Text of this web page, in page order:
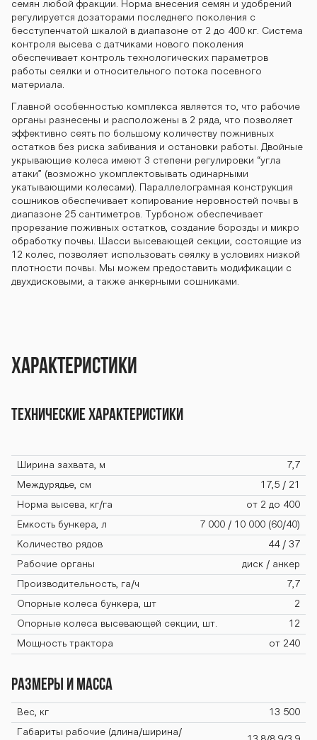
DON-637 DON-6
37 DON-637 DO
N-637 DON-637
DON-637 DON-6
37 DON-637 DO
DON-637 DON-6
37 DON-637 DO
N-637 DON-637
DON-637 DON-6
37 DON-637 DO
N-637 DON-637
семян любой фракции. Норма внесения семян и удобрений
регулируется дозаторами последнего поколения с
бесступенчатой шкалой в диапазоне от 2 до 400 кг. Система
контроля высева с датчиками нового поколения
обеспечивает контроль технологических параметров
работы сеялки и относительного потока посевного
материала.
Главной особенностью комплекса является то, что рабочие
органы разнесены и расположены в 2 ряда, что позволяет
эффективно сеять по большому количеству пожнивных
остатков без риска забивания и остановки работы. Двойные
укрывающие колеса имеют 3 степени регулировки “угла
атаки” (возможно укомплектовывать одинарными
укатывающими колесами). Параллелограмная конструкция
сошников обеспечивает копирование неровностей почвы в
диапазоне 25 сантиметров. Турбонож обеспечивает
прорезание поживных остатков, создание борозды и микро
обработку почвы. Шасси высевающей секции, состоящие из
12 колес, позволяет использовать сеялку в условиях низкой
плотности почвы. Мы можем предоставить модификации с
двухдисковыми, а также анкерными сошниками.
Характеристики
Технические характеристики
Ширина захвата, м 7,7
Междурядье, см 17,5 / 21
Норма высева, кг/га от 2 до 400
Емкость бункера, л 7 000 / 10 000 (60/40)
Количество рядов 44 / 37
Рабочие органы диск / анкер
Производительность, га/ч 7,7
Опорные колеса бункера, шт 2
Опорные колеса высевающей секции, шт. 12
Мощность трактора от 240
Размеры и масса
Вес, кг 13 500
Габариты рабочие (длина/ширина/